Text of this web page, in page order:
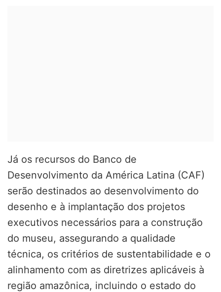
Já os recursos do Banco de
Desenvolvimento da América Latina (CAF)
serão destinados ao desenvolvimento do
desenho e à implantação dos projetos
executivos necessários para a construção
do museu, assegurando a qualidade
técnica, os critérios de sustentabilidade e o
alinhamento com as diretrizes aplicáveis à
região amazônica, incluindo o estado do